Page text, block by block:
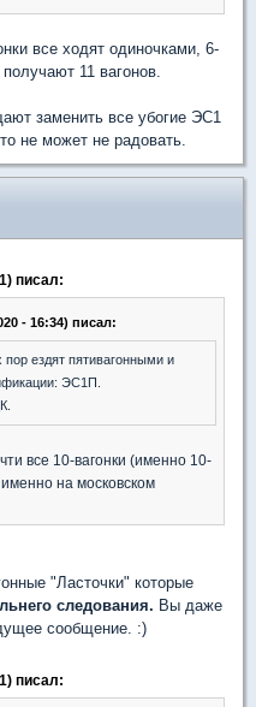
все ходят одиночками, 6-
11 вагонов.
заменить все убогие ЭС1
не может не радовать.
писал:
- 16:34) писал:
ездят пятивагонными и
ЭС1П.
все 10-вагонки (именно 10-
на московском
"Ласточки" которые
следования. Вы даже
сообщение. :)
писал: